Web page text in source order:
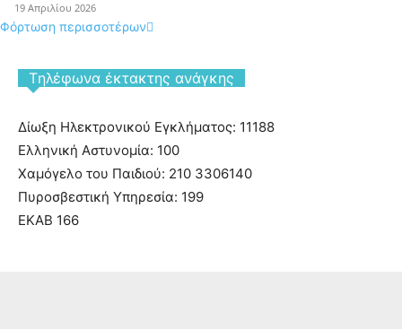
19 Απριλίου 2026
Φόρτωση περισσοτέρων
Tηλέφωνα έκτακτης ανάγκης
Δίωξη Ηλεκτρονικού Εγκλήματος: 11188
Ελληνική Αστυνομία: 100
Χαμόγελο του Παιδιού: 210 3306140
Πυροσβεστική Υπηρεσία: 199
ΕΚΑΒ 166